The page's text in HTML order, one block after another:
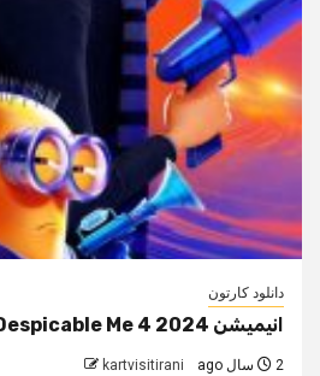
دانلود کارتون
انیمیشن Despicable Me 4 2024 من نفرت انگیز 4
2 سال ago kartvisitirani